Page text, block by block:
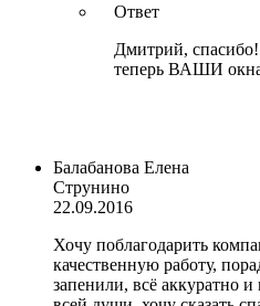
Ответ
Дмитрий,
теперь ВАШИ окна
Балабанова Елена
Струнино
22.09.2016
Хочу поблагодарить
качественную работу,
запенили, всё аккуратно